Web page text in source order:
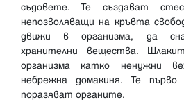
съдовете. Те създават
непозволяващи на кръвта
движи в организма, да
хранителни вещества.
организма катко ненужни
небрежна домакиня. Те
поразяват органите.